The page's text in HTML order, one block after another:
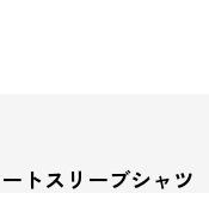
トスリーブシャツ